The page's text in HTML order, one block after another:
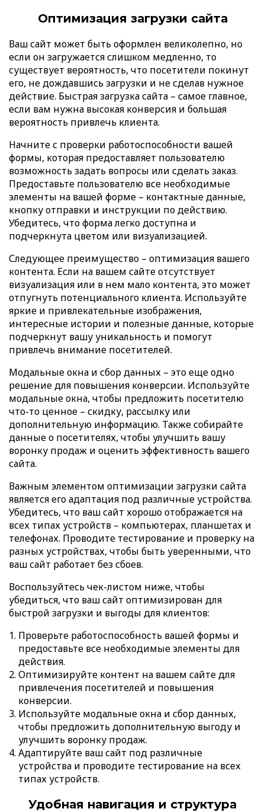
Оптимизация загрузки сайта
Ваш сайт может быть оформлен великолепно, но
если он загружается слишком медленно, то
существует вероятность, что посетители покинут
его, не дождавшись загрузки и не сделав нужное
действие. Быстрая загрузка сайта – самое главное,
если вам нужна высокая конверсия и большая
вероятность привлечь клиента.
Начните с проверки работоспособности вашей
формы, которая предоставляет пользователю
возможность задать вопросы или сделать заказ.
Предоставьте пользователю все необходимые
элементы на вашей форме – контактные данные,
кнопку отправки и инструкции по действию.
Убедитесь, что форма легко доступна и
подчеркнута цветом или визуализацией.
Следующее преимущество – оптимизация вашего
контента. Если на вашем сайте отсутствует
визуализация или в нем мало контента, это может
отпугнуть потенциального клиента. Используйте
яркие и привлекательные изображения,
интересные истории и полезные данные, которые
подчеркнут вашу уникальность и помогут
привлечь внимание посетителей.
Модальные окна и сбор данных – это еще одно
решение для повышения конверсии. Используйте
модальные окна, чтобы предложить посетителю
что-то ценное – скидку, рассылку или
дополнительную информацию. Также собирайте
данные о посетителях, чтобы улучшить вашу
воронку продаж и оценить эффективность вашего
сайта.
Важным элементом оптимизации загрузки сайта
является его адаптация под различные устройства.
Убедитесь, что ваш сайт хорошо отображается на
всех типах устройств – компьютерах, планшетах и
телефонах. Проводите тестирование и проверку на
разных устройствах, чтобы быть уверенными, что
ваш сайт работает без сбоев.
Воспользуйтесь чек-листом ниже, чтобы
убедиться, что ваш сайт оптимизирован для
быстрой загрузки и выгоды для клиентов:
Проверьте работоспособность вашей формы и
предоставьте все необходимые элементы для
действия.
Оптимизируйте контент на вашем сайте для
привлечения посетителей и повышения
конверсии.
Используйте модальные окна и сбор данных,
чтобы предложить дополнительную выгоду и
улучшить воронку продаж.
Адаптируйте ваш сайт под различные
устройства и проводите тестирование на всех
типах устройств.
Удобная навигация и структура